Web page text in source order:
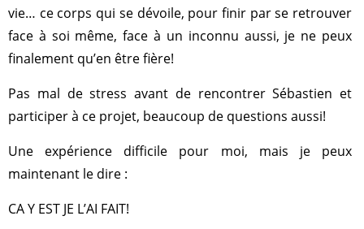
vie… ce corps qui se dévoile, pour finir par se retrouver
face à soi même, face à un inconnu aussi, je ne peux
finalement qu’en être fière!
Pas mal de stress avant de rencontrer Sébastien et
participer à ce projet, beaucoup de questions aussi!
Une expérience difficile pour moi, mais je peux
maintenant le dire :
CA Y EST JE L’AI FAIT!